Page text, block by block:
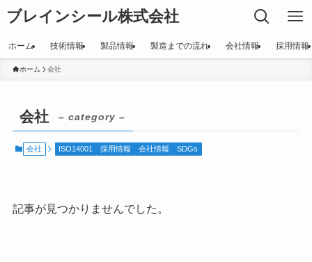
ブレインシール株式会社
ホーム 技術情報 製品情報 製造までの流れ 会社情報 採用情報
ホーム 会社
会社 – category –
会社 ISO14001 採用情報 会社情報 SDGs
記事が見つかりませんでした。